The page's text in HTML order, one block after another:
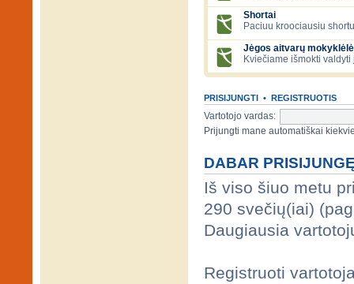
Shortai
Paciuu kroociausiu
Jėgos aitvarų mokyklėlė
Kviečiame išmokti
PRISIJUNGTI • REGISTRUOTIS
Vartotojo vardas:
Prijungti mane automatiškai
DABAR
Iš viso šiuo metu
290 svečių(iai)
Daugiausia
Registruoti